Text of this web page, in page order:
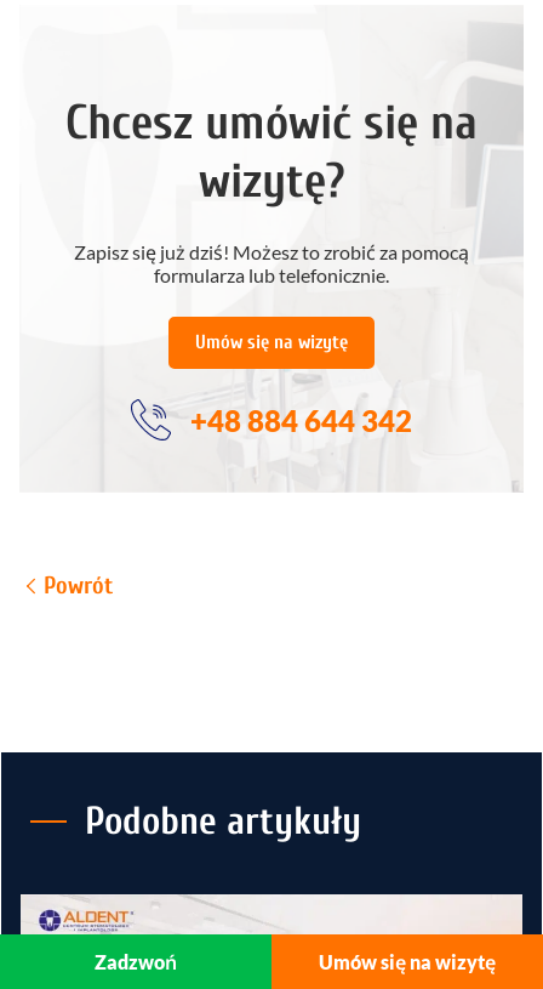
Chcesz umówić się na
wizytę?
Zapisz się już dziś! Możesz to zrobić za pomocą
formularza lub telefonicznie.
Umów się na wizytę
+48 884 644 342
Powrót
Podobne artykuły
Zadzwoń Umów się na wizytę